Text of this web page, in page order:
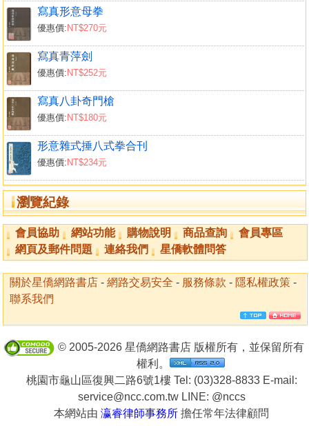
寫真形意母拳
優惠價: NT$270元
寫真青萍劍
優惠價: NT$252元
寫真八卦奇門槍
優惠價: NT$180元
形意雜式捶八式拳合刊
優惠價: NT$234元
瀏覽紀錄
會員協助 網站功能 購物說明 商品查詢
會員專區
網頁及郵件問題
連絡我們 星僑軟體問答
關於星僑網路書店 - 網路交易安全 - 服務條款 - 隱私權政策 -
聯系我們
© 2005-2026 星僑網路書店 版權所有，並保留所有
權利。
桃園市龜山區復興二路6號1樓 Tel: (03)328-8833 E-mail:
service@ncc.com.tw LINE: @nccs
本網站由 瀛睿律師事務所 擔任常年法律顧問